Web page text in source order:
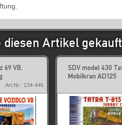
diesen Artikel
69 VB,
Art.Nr.: 134-446
SDV model 430
Mobilkran AD125